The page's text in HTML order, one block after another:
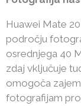
Huawei Mate
področju
osrednjega 40
zdaj vključuje
omogoča
fotografijam